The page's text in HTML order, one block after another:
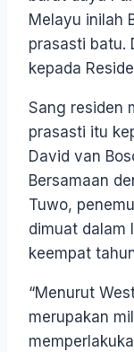
Melayu inilah
prasasti batu.
kepada
Sang residen
prasasti itu
David van
Bersamaan
Tuwo,
dimuat dalam
keempat
“Menurut
merupakan